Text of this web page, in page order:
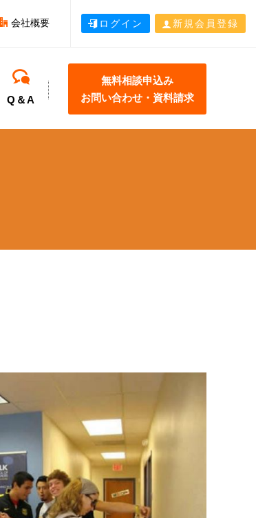
会社概要 ログイン 新規会員登録
Q＆A
無料相談申込み
お問い合わせ・資料請求